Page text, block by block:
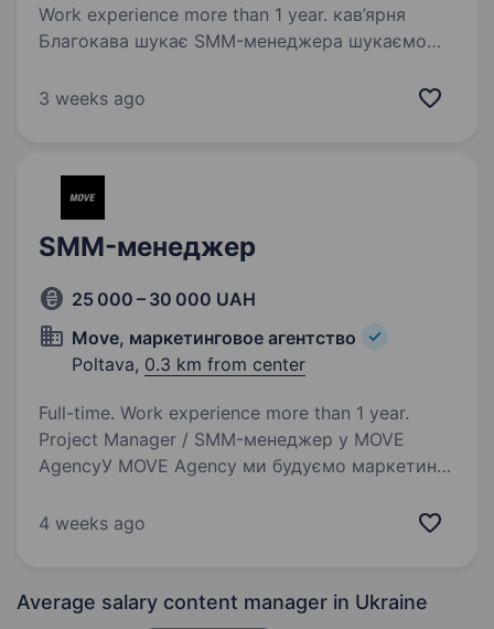
Work experience more than 1 year. кав’ярня
Благокава шукає SMM-менеджера шукаємо
контент і передавати через нього нашу місію
а розповідати…
3 weeks ago
SMM-менеджер
25 000 – 30 000 UAH
Move, маркетинговое агентство
Poltava, 0.3 km from center
Full-time. Work experience more than 1 year.
Project Manager / SMM-менеджер у MOVE
AgencyУ MOVE Agency ми будуємо маркетинг
працюють разом. Ми не просто ведемо
4 weeks ago
Average salary content manager in Ukraine